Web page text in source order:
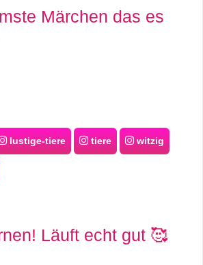
Märchen das es
lustige-tiere tiere witzig
Läuft echt gut 🥰